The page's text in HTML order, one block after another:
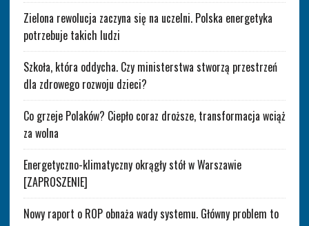
Zielona rewolucja zaczyna się na uczelni. Polska energetyka
potrzebuje takich ludzi
Szkoła, która oddycha. Czy ministerstwa stworzą przestrzeń
dla zdrowego rozwoju dzieci?
Co grzeje Polaków? Ciepło coraz droższe, transformacja wciąż
za wolna
Energetyczno-klimatyczny okrągły stół w Warszawie
[ZAPROSZENIE]
Nowy raport o ROP obnaża wady systemu. Główny problem to